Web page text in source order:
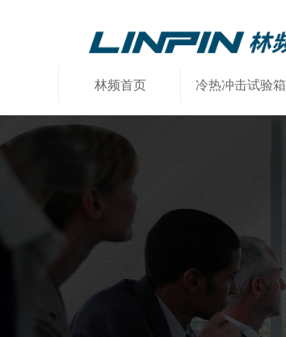
林频首页 冷热冲击试验箱